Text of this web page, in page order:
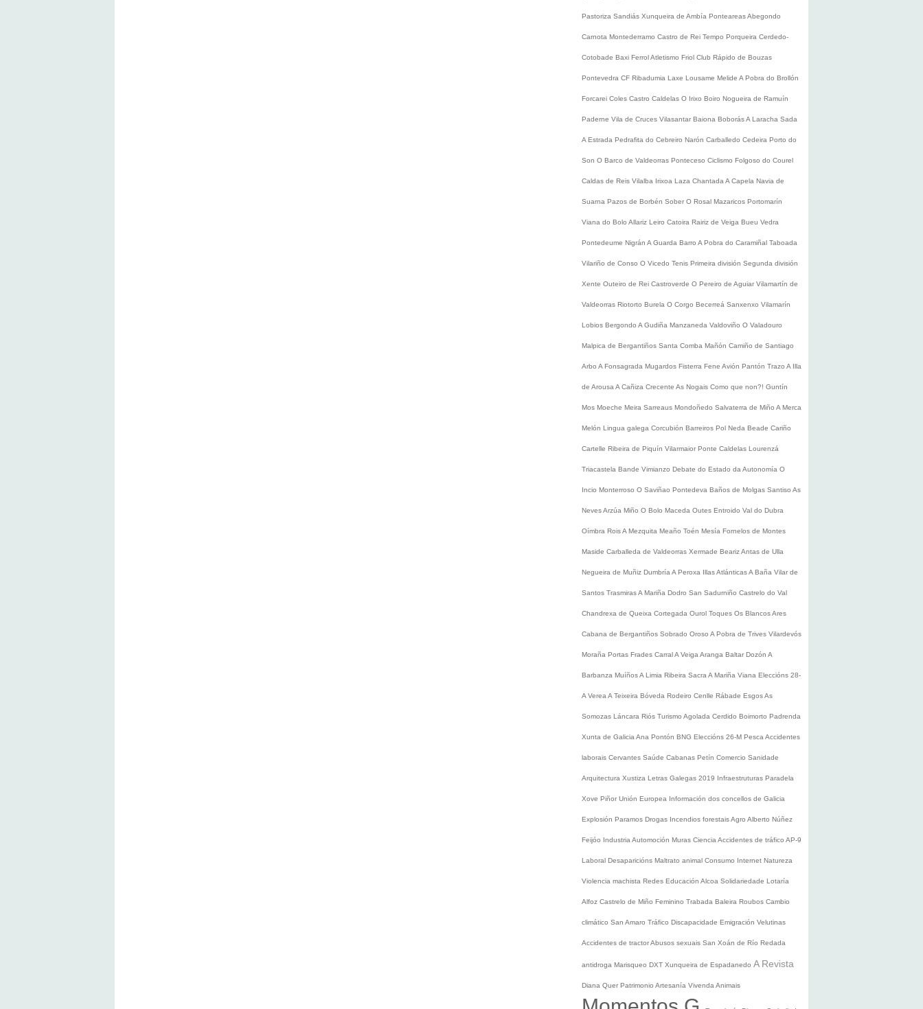
Pastoriza Sandiás Xunqueira de Ambía PonteareasAbegondo
Carnota Montederramo Castro de Rei Tempo Porqueira Cerdedo-
Cotobade Baxi FerrolAtletismo Friol Club Rápido de Bouzas
Pontevedra CF Ribadumia Laxe Lousame Melide A Pobra do Brollón
Forcarei Coles Castro Caldelas O Irixo Boiro Nogueira de Ramuín
Paderne Vila de Cruces Vilasantar Baiona BoborásA Laracha Sada
A Estrada Pedrafita do Cebreiro Narón Carballedo Cedeira Porto do
Son O Barco de Valdeorras Ponteceso Ciclismo Folgoso do Courel
Caldas de Reis Vilalba Irixoa Laza Chantada A Capela Navia de
Suarna Pazos de Borbén Sober O Rosal Mazaricos Portomarín
Viana do Bolo Allariz Leiro Catoira Rairiz de Veiga Bueu Vedra
Pontedeume Nigrán A Guarda Barro A Pobra do Caramiñal Taboada
Vilariño de Conso O Vicedo Tenis Primeira división Segunda división
Xente Outeiro de Rei Castroverde O Pereiro de Aguiar Vilamartín de
Valdeorras Riotorto Burela O Corgo Becerreá Sanxenxo Vilamarín
Lobios Bergondo A Gudiña Manzaneda Valdoviño O Valadouro
Malpica de Bergantiños Santa Comba Mañón Camiño de Santiago
Arbo A Fonsagrada Mugardos Fisterra Fene Avión Pantón Trazo A Illa
de Arousa A Cañiza Crecente As Nogais Como que non?! Guntín
Mos Moeche Meira Sarreaus Mondoñedo Salvaterra de Miño A Merca
Melón Lingua galega Corcubión Barreiros Pol Neda Beade Cariño
Cartelle Ribeira de Piquín Vilarmaior Ponte Caldelas Lourenzá
Triacastela Bande Vimianzo Debate do Estado da Autonomía O
Incio Monterroso O Saviñao Pontedeva Baños de Molgas Santiso As
NevesArzúa Miño O Bolo Maceda Outes Entroido Val do Dubra
Oímbra RoisA Mezquita Meaño Toén Mesía Fornelos de Montes
Maside Carballeda de Valdeorras Xermade BearizAntas de Ulla
Negueira de Muñiz Dumbría A Peroxa Illas AtlánticasA Baña Vilar de
Santos TrasmirasA Mariña Dodro San Sadurniño Castrelo do Val
Chandrexa de Queixa Cortegada Ourol Toques Os BlancosAres
Cabana de Bergantiños Sobrado Oroso A Pobra de Trives Vilardevós
Moraña Portas Frades CarralA Veiga Aranga Baltar Dozón A
Barbanza MuíñosA Limia Ribeira Sacra A Mariña Viana Eleccións 28-
A Verea A Teixeira Bóveda Rodeiro Cenlle Rábade EsgosAs
Somozas Láncara Riós Turismo Agolada Cerdido Boimorto Padrenda
Xunta de Galicia Ana Pontón BNG Eleccións 26-M Pesca Accidentes
laborais Cervantes Saúde Cabanas Petín Comercio Sanidade
Arquitectura Xustiza Letras Galegas 2019 Infraestruturas Paradela
Xove Piñor Unión Europea Información dos concellos de Galicia
Explosión Paramos Drogas Incendios forestaisAgro Alberto Núñez
Feijóo Industria Automoción Muras Ciencia Accidentes de tráfico AP-9
Laboral Desaparicións Maltrato animal Consumo Internet Natureza
Violencia machista Redes Educación Alcoa Solidariedade Lotaría
Alfoz Castrelo de Miño Feminino Trabada Baleira Roubos Cambio
climático San Amaro Tráfico Discapacidade Emigración Velutinas
Accidentes de tractorAbusos sexuais San Xoán de Río Redada
antidroga Marisqueo DXT Xunqueira de Espadanedo A Revista
Diana Quer Patrimonio Artesanía Vivenda Animais